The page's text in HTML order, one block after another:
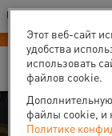
Ваш город:
В Вашем регионе нет
Аренда
Этот веб-сайт
удобства
использовать
файлов cookie.
файлы cookie, и
Политике